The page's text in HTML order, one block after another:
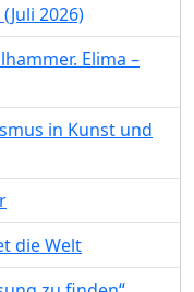
2026)
Elima –
in Kunst und
die Welt